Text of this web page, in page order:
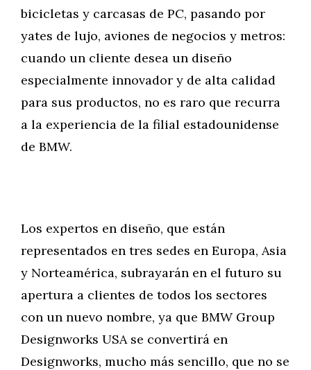
bicicletas y carcasas de PC, pasando por
yates de lujo, aviones de negocios y metros:
cuando un cliente desea un diseño
especialmente innovador y de alta calidad
para sus productos, no es raro que recurra
a la experiencia de la filial estadounidense
de BMW.
Los expertos en diseño, que están
representados en tres sedes en Europa, Asia
y Norteamérica, subrayarán en el futuro su
apertura a clientes de todos los sectores
con un nuevo nombre, ya que BMW Group
Designworks USA se convertirá en
Designworks, mucho más sencillo, que no se